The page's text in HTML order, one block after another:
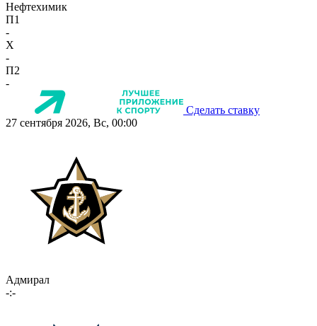
Нефтехимик
П1
-
X
-
П2
-
Сделать ставку
27 сентября 2026, Вс, 00:00
Адмирал
-:-